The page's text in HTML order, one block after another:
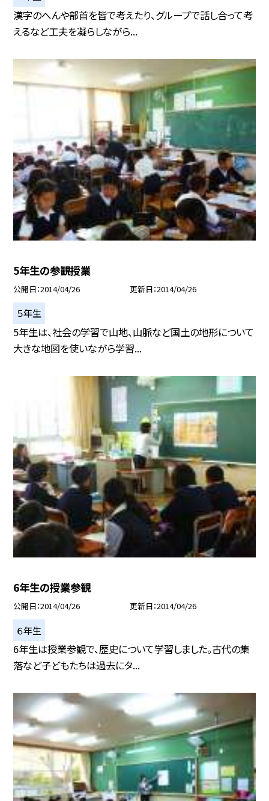
漢字のへんや部首を皆で考えたり、グループで話し合って考
えるなど工夫を凝らしながら...
5年生の参観授業
公開日 2014/04/26 更新日 2014/04/26
５年生
5年生は、社会の学習で山地、山脈など国土の地形について
大きな地図を使いながら学習...
6年生の授業参観
公開日 2014/04/26 更新日 2014/04/26
６年生
6年生は授業参観で、歴史について学習しました。古代の集
落など子どもたちは過去にタ...